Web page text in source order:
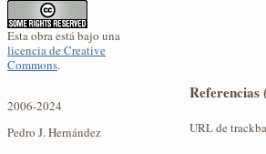
Esta obra está bajo una
licencia de Creative
Commons.
2006-2024
Pedro J. Hernández
Referencias
URL de